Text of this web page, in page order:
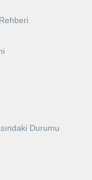
Durumu